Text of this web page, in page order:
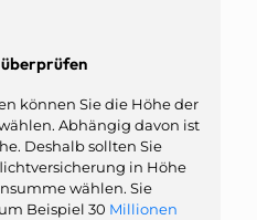
überprüfen
können Sie die Höhe der
Abhängig davon ist
Deshalb sollten Sie
in Höhe
wählen. Sie
Beispiel 30 Millionen